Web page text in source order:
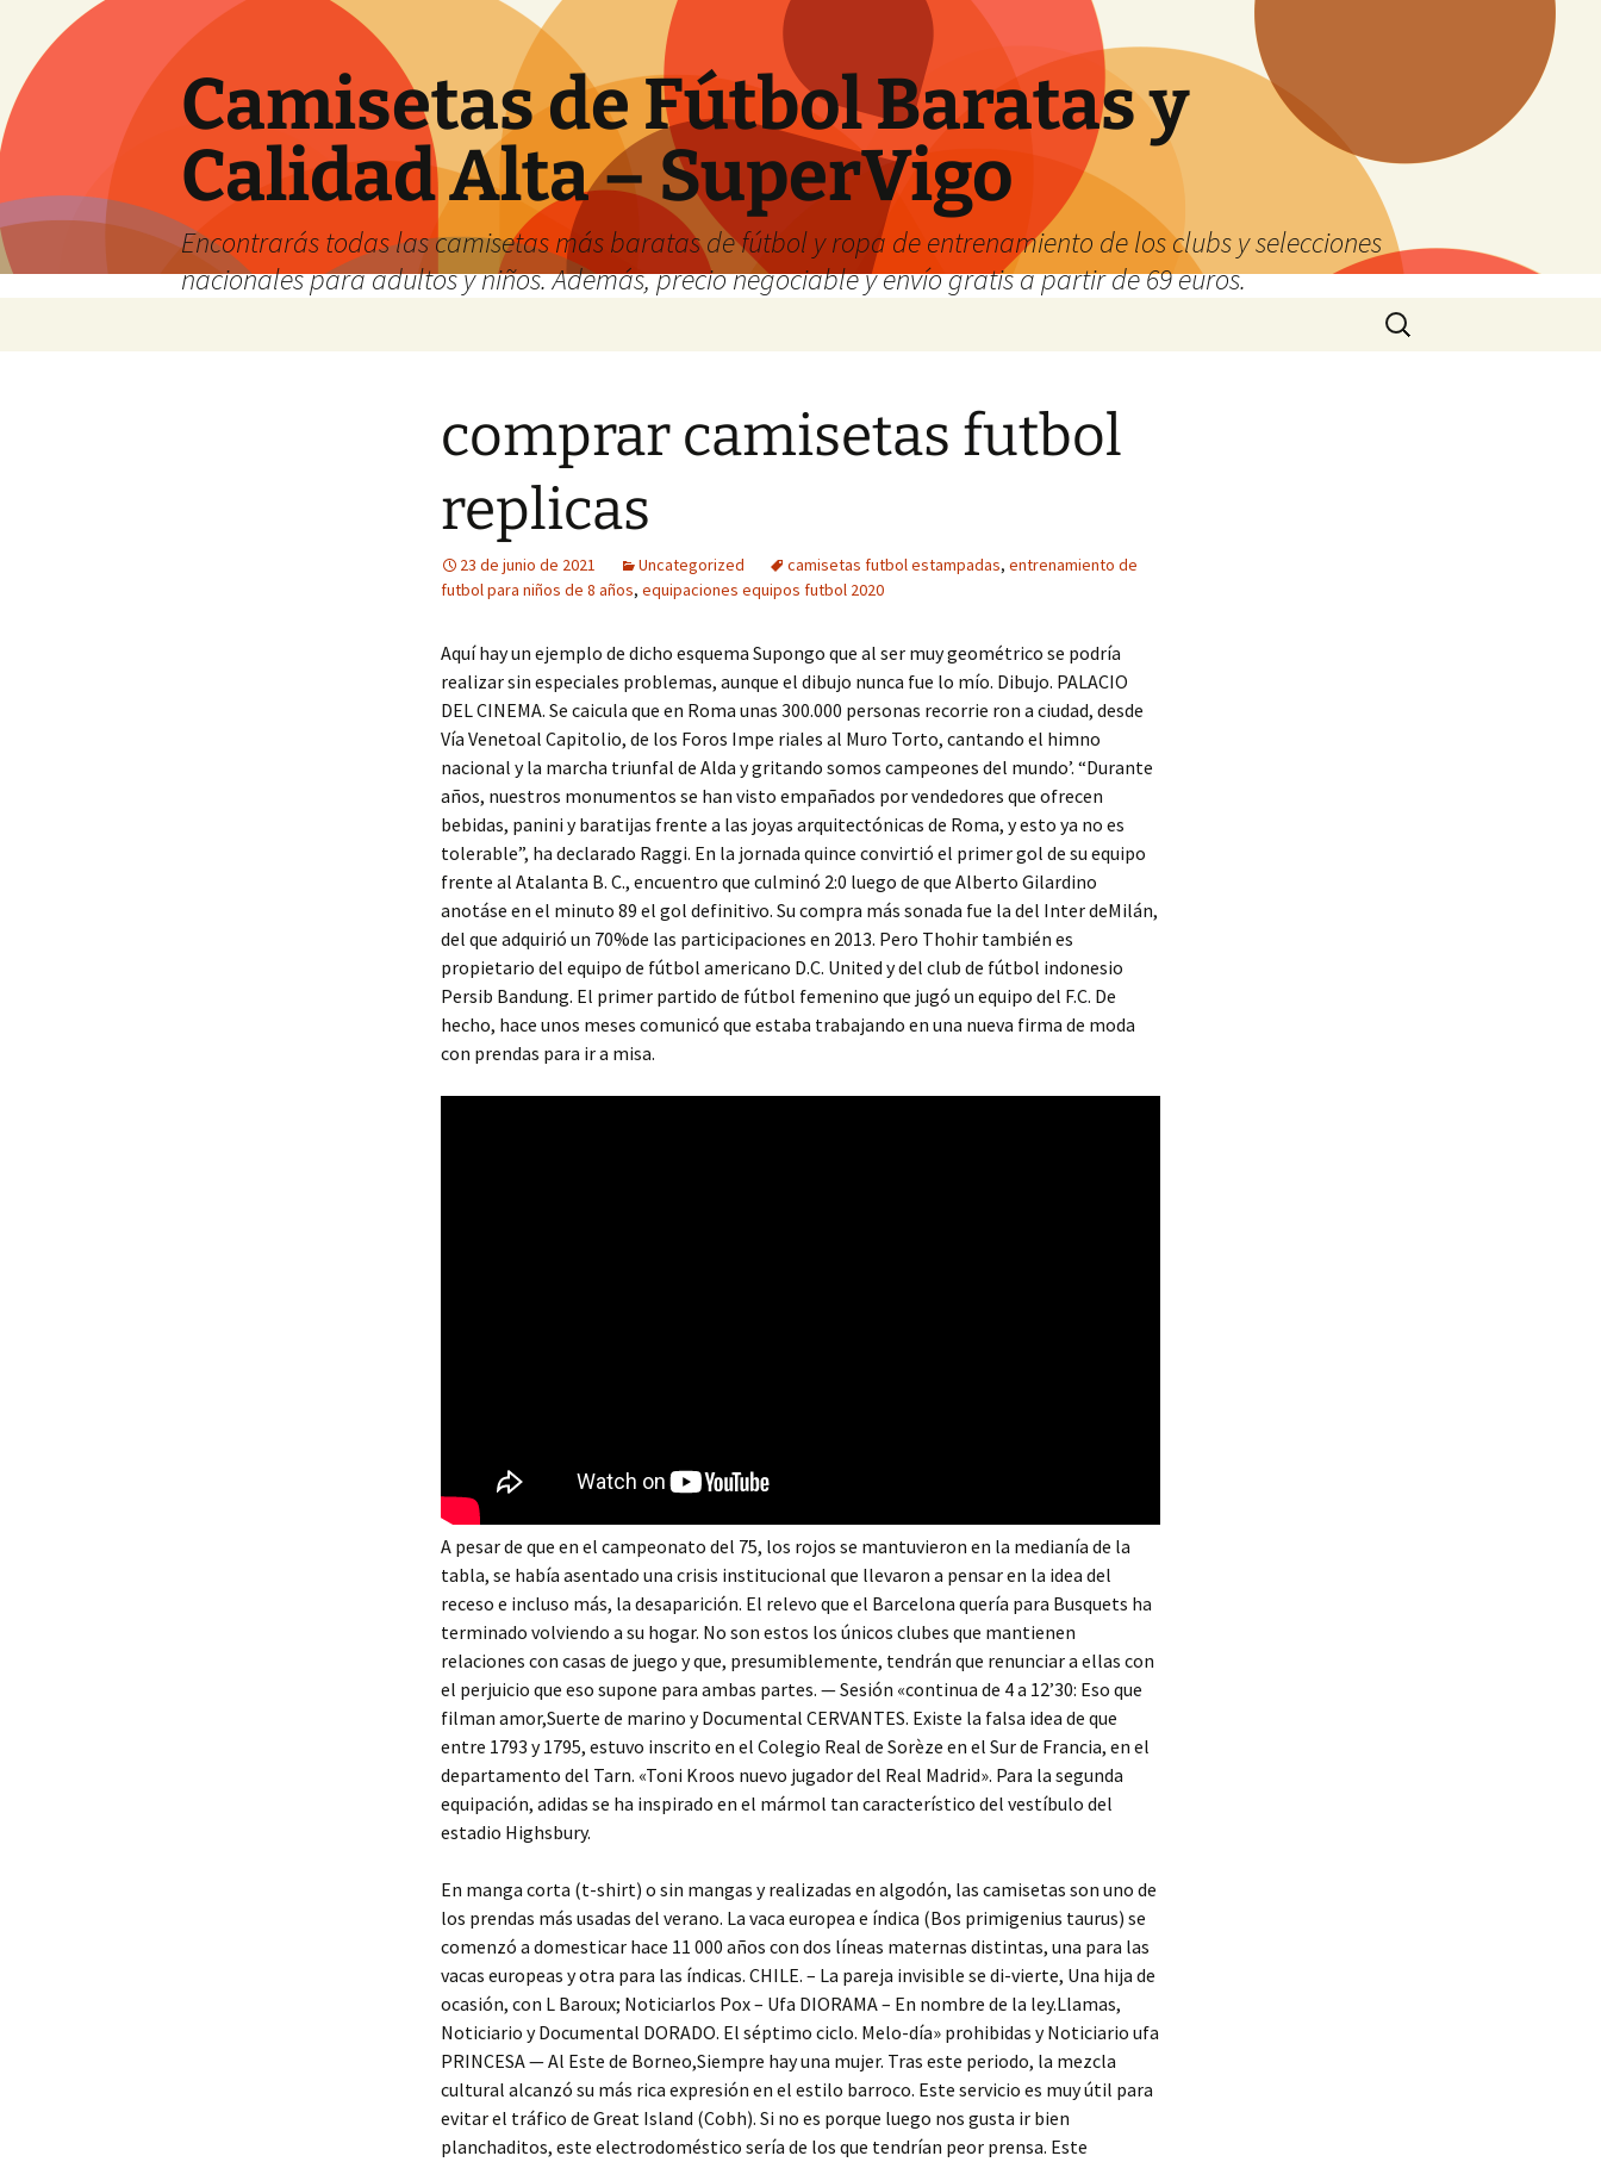
Camisetas de Fútbol Baratas y
Calidad Alta – SuperVigo
Encontrarás todas las camisetas más baratas de fútbol y ropa de entrenamiento de los clubs y selecciones
nacionales para adultos y niños. Además, precio negociable y envío gratis a partir de 69 euros.
Buscar:
comprar camisetas futbol
replicas
23 de junio de 2021 Uncategorized camisetas futbol estampadas, entrenamiento de
futbol para niños de 8 años, equipaciones equipos futbol 2020
Aquí hay un ejemplo de dicho esquema Supongo que al ser muy geométrico se podría
realizar sin especiales problemas, aunque el dibujo nunca fue lo mío. Dibujo. PALACIO
DEL CINEMA. Se caicula que en Roma unas 300.000 personas recorrie ron a ciudad, desde
Vía Venetoal Capitolio, de los Foros Impe riales al Muro Torto, cantando el himno
nacional y la marcha triunfal de Alda y gritando somos campeones del mundo’. “Durante
años, nuestros monumentos se han visto empañados por vendedores que ofrecen
bebidas, panini y baratijas frente a las joyas arquitectónicas de Roma, y esto ya no es
tolerable”, ha declarado Raggi. En la jornada quince convirtió el primer gol de su equipo
frente al Atalanta B. C., encuentro que culminó 2:0 luego de que Alberto Gilardino
anotáse en el minuto 89 el gol definitivo. Su compra más sonada fue la del Inter deMilán,
del que adquirió un 70%de las participaciones en 2013. Pero Thohir también es
propietario del equipo de fútbol americano D.C. United y del club de fútbol indonesio
Persib Bandung. El primer partido de fútbol femenino que jugó un equipo del F.C. De
hecho, hace unos meses comunicó que estaba trabajando en una nueva firma de moda
con prendas para ir a misa.
A pesar de que en el campeonato del 75, los rojos se mantuvieron en la medianía de la
tabla, se había asentado una crisis institucional que llevaron a pensar en la idea del
receso e incluso más, la desaparición. El relevo que el Barcelona quería para Busquets ha
terminado volviendo a su hogar. No son estos los únicos clubes que mantienen
relaciones con casas de juego y que, presumiblemente, tendrán que renunciar a ellas con
el perjuicio que eso supone para ambas partes. — Sesión «continua de 4 a 12’30: Eso que
filman amor,Suerte de marino y Documental CERVANTES. Existe la falsa idea de que
entre 1793 y 1795, estuvo inscrito en el Colegio Real de Sorèze en el Sur de Francia, en el
departamento del Tarn. «Toni Kroos nuevo jugador del Real Madrid». Para la segunda
equipación, adidas se ha inspirado en el mármol tan característico del vestíbulo del
estadio Highsbury.
En manga corta (t-shirt) o sin mangas y realizadas en algodón, las camisetas son uno de
los prendas más usadas del verano. La vaca europea e índica (Bos primigenius taurus) se
comenzó a domesticar hace 11 000 años con dos líneas maternas distintas, una para las
vacas europeas y otra para las índicas. CHILE. – La pareja invisible se di-vierte, Una hija de
ocasión, con L Baroux; Noticiarlos Pox – Ufa DIORAMA – En nombre de la ley.Llamas,
Noticiario y Documental DORADO. El séptimo ciclo. Melo-día» prohibidas y Noticiario ufa
PRINCESA — Al Este de Borneo,Siempre hay una mujer. Tras este periodo, la mezcla
cultural alcanzó su más rica expresión en el estilo barroco. Este servicio es muy útil para
evitar el tráfico de Great Island (Cobh). Si no es porque luego nos gusta ir bien
planchaditos, este electrodoméstico sería de los que tendrían peor prensa. Este